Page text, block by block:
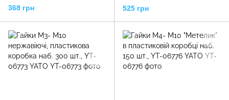
YT-36420 YATO
368 грн
12 мм, наб. 60 шт., YT-06786
525 грн